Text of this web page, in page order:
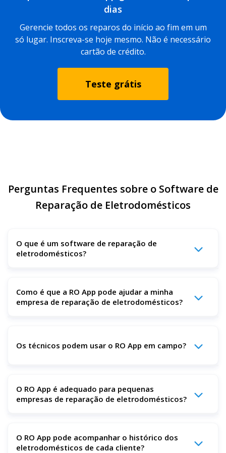
dias
Gerencie todos os reparos do início ao fim em um
só lugar. Inscreva-se hoje mesmo. Não é necessário
cartão de crédito.
Teste grátis
Perguntas Frequentes sobre o Software de
Reparação de Eletrodomésticos
O que é um software de reparação de
eletrodomésticos?
ferramenta digital que ajuda as empresas de serviços a
gerir agendamentos, despachos, ordens de serviço,
Como é que a RO App pode ajudar a minha
empresa de reparação de eletrodomésticos?
trabalhos, gerindo peças, acompanhando as horas dos
Os técnicos podem usar o RO App em campo?
técnicos aceder aos detalhes do trabalho, atualizar o
estado, tirar fotos, recolher assinaturas e receber
O RO App é adequado para pequenas
empresas de reparação de eletrodomésticos?
técnico independente ou gere uma grande equipa de
especialistas em reparação de eletrodomésticos.
O RO App pode acompanhar o histórico dos
eletrodomésticos de cada cliente?